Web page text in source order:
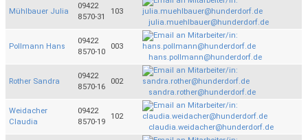
Mühlbauer Julia
09422
8570-31
103
julia.muehlbauer@hunderdorf.de
Pollmann Hans
09422
8570-10
003
hans.pollmann@hunderdorf.de
Rother Sandra
09422
8570-16
002
sandra.rother@hunderdorf.de
Weidacher
Claudia
09422
8570-19
102
claudia.weidacher@hunderdorf.de